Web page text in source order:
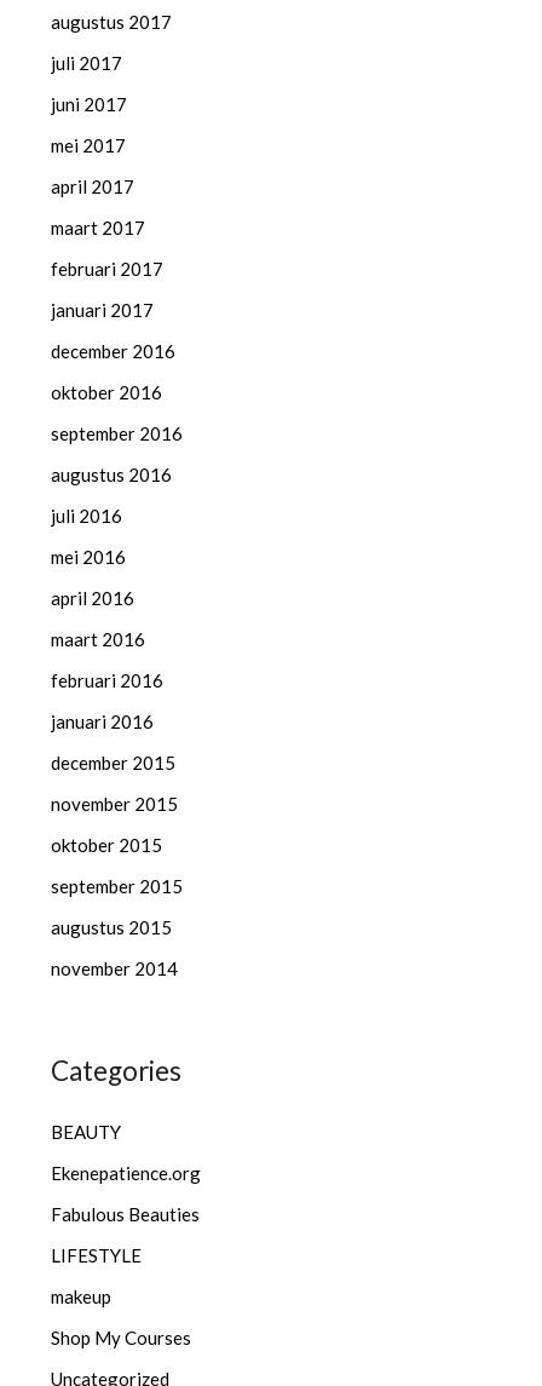
augustus 2017
juli 2017
juni 2017
mei 2017
april 2017
maart 2017
februari 2017
januari 2017
december 2016
oktober 2016
september 2016
augustus 2016
juli 2016
mei 2016
april 2016
maart 2016
februari 2016
januari 2016
december 2015
november 2015
oktober 2015
september 2015
augustus 2015
november 2014
Categories
BEAUTY
Ekenepatience.org
Fabulous Beauties
LIFESTYLE
makeup
Shop My Courses
Uncategorized